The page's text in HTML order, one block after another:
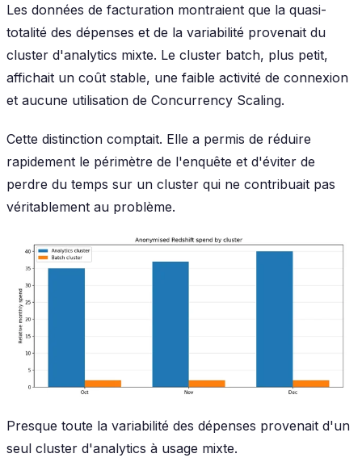
Les données de facturation montraient que la quasi-
totalité des dépenses et de la variabilité provenait du
cluster d'analytics mixte. Le cluster batch, plus petit,
affichait un coût stable, une faible activité de connexion
et aucune utilisation de Concurrency Scaling.
Cette distinction comptait. Elle a permis de réduire
rapidement le périmètre de l'enquête et d'éviter de
perdre du temps sur un cluster qui ne contribuait pas
véritablement au problème.
Presque toute la variabilité des dépenses provenait d'un
seul cluster d'analytics à usage mixte.